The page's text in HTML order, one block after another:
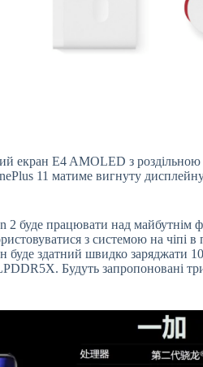
екран E4 AMOLED з роздільною
11 матиме вигнуту
2 буде працювати над майбутнім
з системою на чіпі
буде здатний швидко заряджати
Будуть запропоновані